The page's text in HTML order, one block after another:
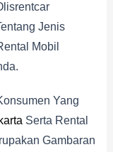
Jenis
Mobil
Yang
Serta Rental
Gambaran